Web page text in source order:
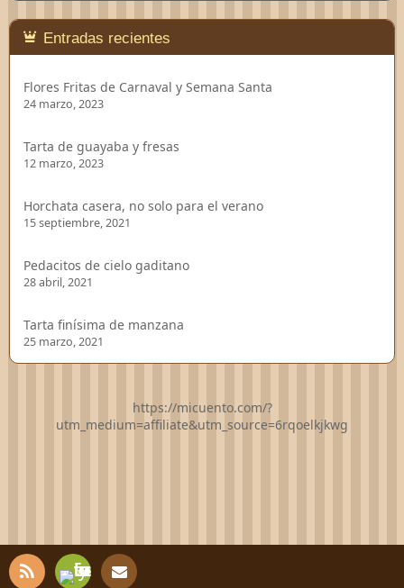
Entradas recientes
Flores Fritas de Carnaval y Semana Santa
24 marzo, 2023
Tarta de guayaba y fresas
12 marzo, 2023
Horchata casera, no solo para el verano
15 septiembre, 2021
Pedacitos de cielo gaditano
28 abril, 2021
Tarta finísima de manzana
25 marzo, 2021
https://micuento.com/?
utm_medium=affiliate&utm_source=6rqoelkjkwg